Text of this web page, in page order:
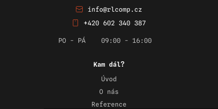
info@rlcomp.cz
+420 602 340 387
PO - PÁ 09:00 - 16:00
Kam dál?
Úvod
O nás
Reference